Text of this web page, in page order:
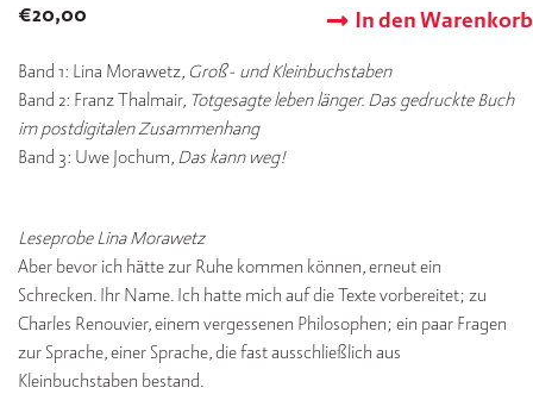
€20,00 In den Warenkorb
Band 1: Lina Morawetz, Groß- und Kleinbuchstaben
Band 2: Franz Thalmair, Totgesagte leben länger. Das gedruckte Buch
im postdigitalen Zusammenhang
Band 3: Uwe Jochum, Das kann weg!
Leseprobe Lina Morawetz
Aber bevor ich hätte zur Ruhe kommen können, erneut ein
Schrecken. Ihr Name. Ich hatte mich auf die Texte vorbereitet; zu
Charles Renouvier, einem vergessenen Philosophen; ein paar Fragen
zur Sprache, einer Sprache, die fast ausschließlich aus
Kleinbuchstaben bestand.